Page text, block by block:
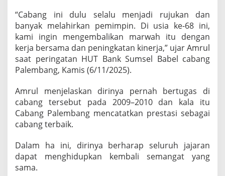
a
e
m
b
a
n
“Cabang ini dulu selalu menjadi rujukan dan
banyak melahirkan pemimpin. Di usia ke-68 ini,
kami ingin mengembalikan marwah itu dengan
kerja bersama dan peningkatan kinerja,” ujar Amrul
saat peringatan HUT Bank Sumsel Babel cabang
Palembang, Kamis (6/11/2025).
Amrul menjelaskan dirinya pernah bertugas di
cabang tersebut pada 2009–2010 dan kala itu
Cabang Palembang mencatatkan prestasi sebagai
cabang terbaik.
Dalam ha ini, dirinya berharap seluruh jajaran
dapat menghidupkan kembali semangat yang
sama.